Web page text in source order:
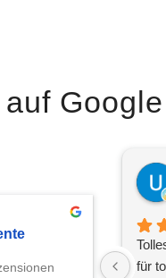
Google
für